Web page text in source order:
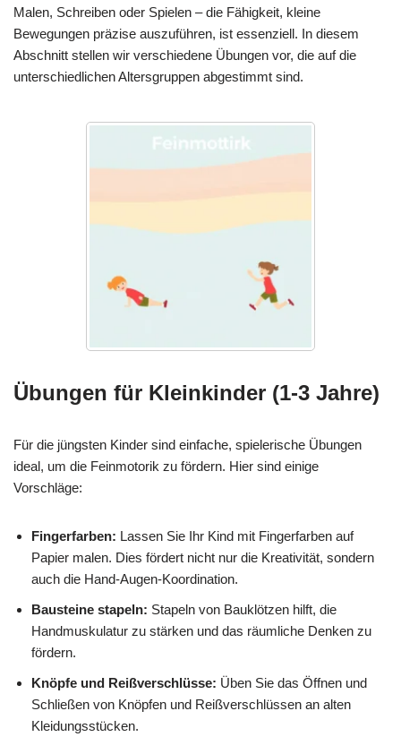
Malen, Schreiben oder Spielen – die Fähigkeit, kleine
Bewegungen präzise auszuführen, ist essenziell. In diesem
Abschnitt stellen wir verschiedene Übungen vor, die auf die
unterschiedlichen Altersgruppen abgestimmt sind.
Übungen für Kleinkinder (1-3 Jahre)
Für die jüngsten Kinder sind einfache, spielerische Übungen
ideal, um die Feinmotorik zu fördern. Hier sind einige
Vorschläge:
Fingerfarben: Lassen Sie Ihr Kind mit Fingerfarben auf
Papier malen. Dies fördert nicht nur die Kreativität, sondern
auch die Hand-Augen-Koordination.
Bausteine stapeln: Stapeln von Bauklötzen hilft, die
Handmuskulatur zu stärken und das räumliche Denken zu
fördern.
Knöpfe und Reißverschlüsse: Üben Sie das Öffnen und
Schließen von Knöpfen und Reißverschlüssen an alten
Kleidungsstücken.